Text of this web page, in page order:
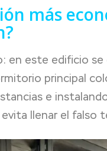
más
en este edificio
principal
e
evita llenar el